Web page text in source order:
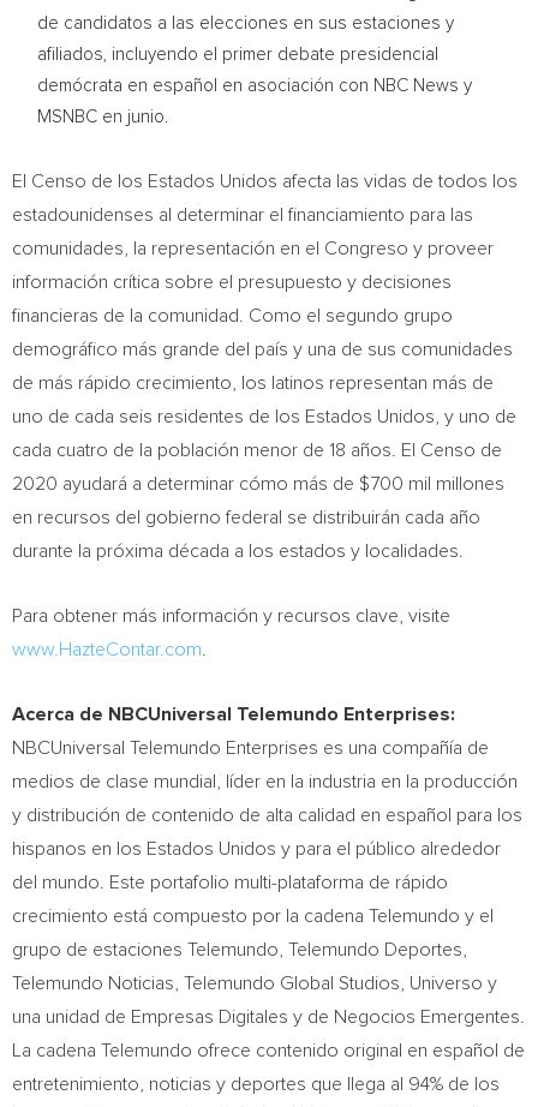
de candidatos a las elecciones en sus estaciones y
afiliados, incluyendo el primer debate presidencial
demócrata en español en asociación con NBC News y
MSNBC en junio.
El Censo de los Estados Unidos afecta las vidas de todos los
estadounidenses al determinar el financiamiento para las
comunidades, la representación en el Congreso y proveer
información crítica sobre el presupuesto y decisiones
financieras de la comunidad. Como el segundo grupo
demográfico más grande del país y una de sus comunidades
de más rápido crecimiento, los latinos representan más de
uno de cada seis residentes de los Estados Unidos, y uno de
cada cuatro de la población menor de 18 años. El Censo de
2020 ayudará a determinar cómo más de $700 mil millones
en recursos del gobierno federal se distribuirán cada año
durante la próxima década a los estados y localidades.
Para obtener más información y recursos clave, visite
www.HazteContar.com
Acerca de NBCUniversal Telemundo Enterprises:
NBCUniversal Telemundo Enterprises es una compañía de
medios de clase mundial, líder en la industria en la producción
y distribución de contenido de alta calidad en español para los
hispanos en los Estados Unidos y para el público alrededor
del mundo. Este portafolio multi-plataforma de rápido
crecimiento está compuesto por la cadena Telemundo y el
grupo de estaciones Telemundo, Telemundo Deportes,
Telemundo Noticias, Telemundo Global Studios, Universo y
una unidad de Empresas Digitales y de Negocios Emergentes.
La cadena Telemundo ofrece contenido original en español de
entretenimiento, noticias y deportes que llega al 94% de los